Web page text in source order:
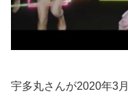
宇多丸さんが2020年3